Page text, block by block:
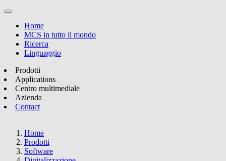
Home
MCS in tutto il mondo
Ricerca
Linguaggio
Prodotti
Applications
Centro multimediale
Azienda
Contact
Home
Prodotti
Software